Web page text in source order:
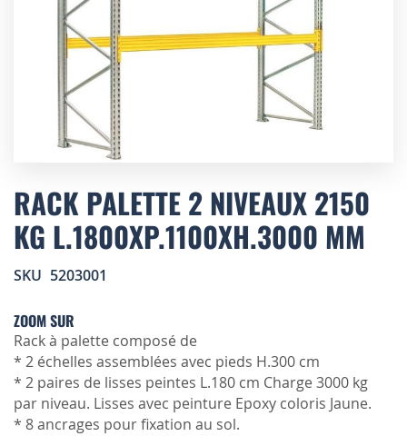
to
the
beginning
of
images
RACK PALETTE 2 NIVEAUX 2150
KG L.1800XP.1100XH.3000 MM
SKU 5203001
ZOOM SUR
Rack à palette composé de
* 2 échelles assemblées avec pieds H.300 cm
* 2 paires de lisses peintes L.180 cm Charge 3000 kg
par niveau. Lisses avec peinture Epoxy coloris Jaune.
* 8 ancrages pour fixation au sol.